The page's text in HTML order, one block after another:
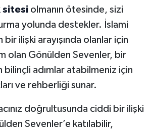
sitesiolmanın ötesinde, sizi
yolunda destekler. İslami
ilişki arayışında olanlar için
olan Gönülden Sevenler, bir
bilinçli adımlar atabilmeniz için
ve rehberliği sunar.
doğrultusunda ciddi bir ilişki
Sevenler’e katılabilir,